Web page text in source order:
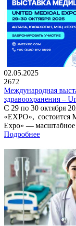
02.05.2025
2672
Международная
здравоохранения –
С 29 по 30 октября
«EXPO», состоится
Expo» — масштабное
Подробнее